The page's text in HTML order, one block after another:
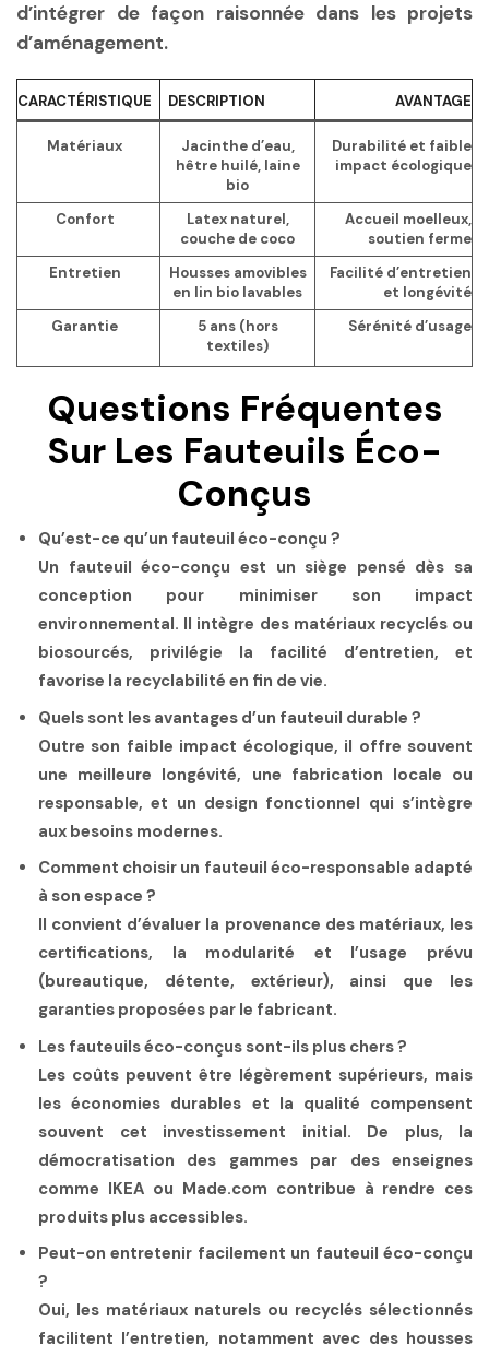
d’intégrer de façon raisonnée dans les projets
d’aménagement.
CARACTÉRISTIQUE DESCRIPTION AVANTAGE
Matériaux
Jacinthe d’eau,
hêtre huilé, laine
bio
Durabilité et faible
impact écologique
Confort
Latex naturel,
couche de coco
Accueil moelleux,
soutien ferme
Entretien
Housses amovibles
en lin bio lavables
Facilité d’entretien
et longévité
Garantie
5 ans (hors
textiles)
Sérénité d’usage
Questions Fréquentes
Sur Les Fauteuils Éco-
Conçus
Qu’est-ce qu’un fauteuil éco-conçu ?
Un fauteuil éco-conçu est un siège pensé dès sa
conception pour minimiser son impact
environnemental. Il intègre des matériaux recyclés ou
biosourcés, privilégie la facilité d’entretien, et
favorise la recyclabilité en fin de vie.
Quels sont les avantages d’un fauteuil durable ?
Outre son faible impact écologique, il offre souvent
une meilleure longévité, une fabrication locale ou
responsable, et un design fonctionnel qui s’intègre
aux besoins modernes.
Comment choisir un fauteuil éco-responsable adapté
à son espace ?
Il convient d’évaluer la provenance des matériaux, les
certifications, la modularité et l’usage prévu
(bureautique, détente, extérieur), ainsi que les
garanties proposées par le fabricant.
Les fauteuils éco-conçus sont-ils plus chers ?
Les coûts peuvent être légèrement supérieurs, mais
les économies durables et la qualité compensent
souvent cet investissement initial. De plus, la
démocratisation des gammes par des enseignes
comme IKEA ou Made.com contribue à rendre ces
produits plus accessibles.
Peut-on entretenir facilement un fauteuil éco-conçu
?
Oui, les matériaux naturels ou recyclés sélectionnés
facilitent l’entretien, notamment avec des housses